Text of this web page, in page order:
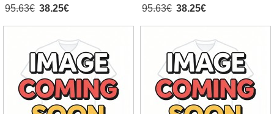
95.63€ 38.25€ 95.63€ 38.25€